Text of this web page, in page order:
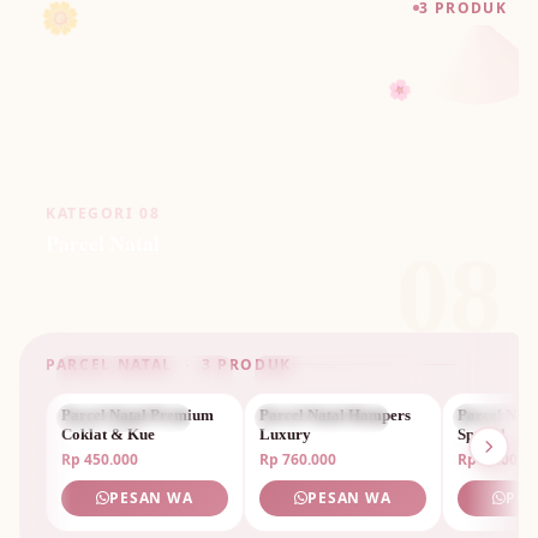
🌸
3 PRODUK
🌼
KATEGORI 08
PARCEL NATAL · 3 PRODUK
PARCEL NATAL
Parcel Natal Premium
Coklat & Kue
Rp 450.000
PESAN WA
PARCEL NATAL
Parcel Natal Hampers
Luxury
Rp 760.000
PESAN WA
PARCEL
Parcel
Spesial
Rp